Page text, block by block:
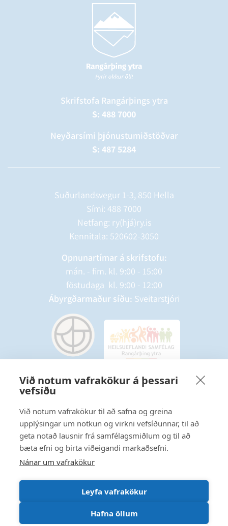
Við notum vafrakökur á þessari
vefsíðu
Við notum vafrakökur til að safna og greina
upplýsingar um notkun og virkni vefsíðunnar, til að
geta notað lausnir frá samfélagsmiðlum og til að
bæta efni og birta viðeigandi markaðsefni.
Nánar um vafrakökur
Leyfa vafrakökur
Hafna öllum
Skrifstofa Rangárþings ytra
S: 488 7000
Neyðarsími þjónustumiðstöðvar
S: 487 5284
Suðurlandsvegur 1-3, 850 Hella
Sími: 488 7000
Netfang: ry(hjá)ry.is
Kennitala: 520602-3050
Opnunartímar á skrifstofu:
mán. - fim. kl. 9:00 - 15:00
föstudaga kl. 9:00 - 12:00
Ábyrgðarmaður síðu: Sveitarstjóri
Starfsmannavefur
Hafðu samband
Ritstjórnarstefna
Fylgstu með á Facebook